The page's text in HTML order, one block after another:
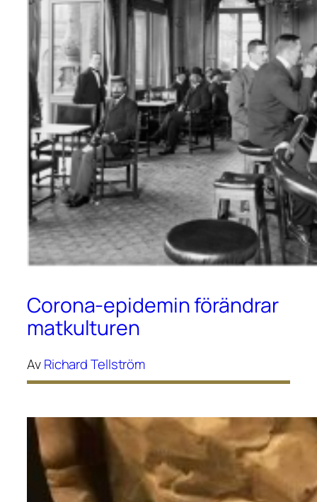
Corona-epidemin förändrar
matkulturen
AvRichard Tellström